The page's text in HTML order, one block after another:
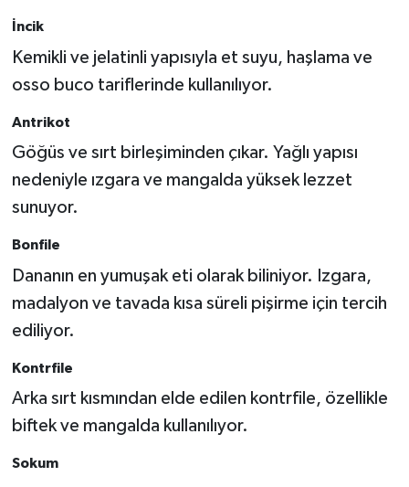
İncik
Kemikli ve jelatinli yapısıyla et suyu, haşlama ve
osso buco tariflerinde kullanılıyor.
Antrikot
Göğüs ve sırt birleşiminden çıkar. Yağlı yapısı
nedeniyle ızgara ve mangalda yüksek lezzet
sunuyor.
Bonfile
Dananın en yumuşak eti olarak biliniyor. Izgara,
madalyon ve tavada kısa süreli pişirme için tercih
ediliyor.
Kontrfile
Arka sırt kısmından elde edilen kontrfile, özellikle
biftek ve mangalda kullanılıyor.
Sokum